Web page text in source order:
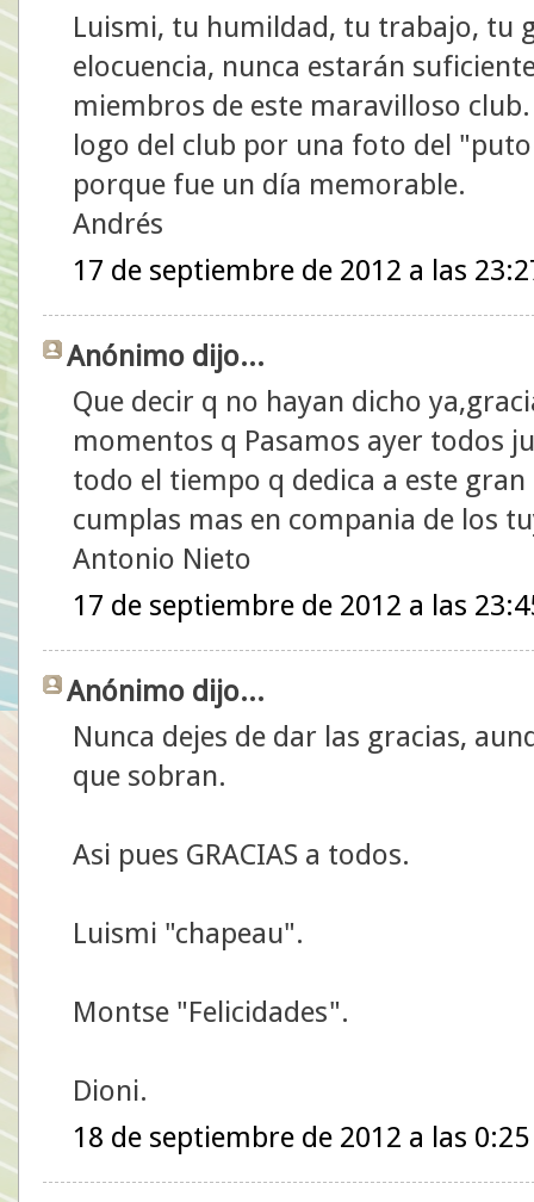
Luismi, tu humildad, tu trabajo, tu
elocuencia, nunca estarán
miembros de este maravilloso
logo del club por una foto del
porque fue un día memorable.
Andrés
17 de septiembre de 2012 a las
Anónimo dijo...
Que decir q no hayan dicho
momentos q Pasamos ayer todos
todo el tiempo q dedica a este
cumplas mas en compania de los
Antonio Nieto
17 de septiembre de 2012 a las
Anónimo dijo...
Nunca dejes de dar las gracias,
que sobran.
Asi pues GRACIAS a todos.
Luismi "chapeau".
Montse "Felicidades".
Dioni.
18 de septiembre de 2012 a las 0:25